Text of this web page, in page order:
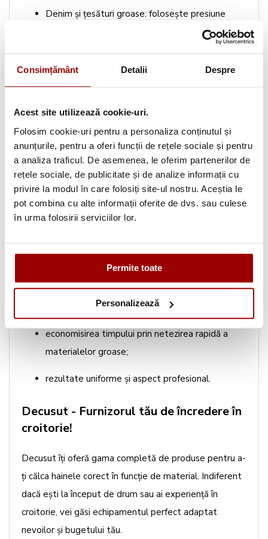
Consimțământ Detalii Despre
Acest site utilizează cookie-uri.
Folosim cookie-uri pentru a personaliza conținutul și
anunțurile, pentru a oferi funcții de rețele sociale și pentru
a analiza traficul. De asemenea, le oferim partenerilor de
rețele sociale, de publicitate și de analize informații cu
privire la modul în care folosiți site-ul nostru. Aceștia le
pot combina cu alte informații oferite de dvs. sau culese
în urma folosirii serviciilor lor.
Permite toate
Personalizează
Denim și țesături groase: folosește presiune
fermă și abur pentru a netezi rapid cutele,
Pentru rezultate optime, poți folosi
Cum să folosești aburul și spray-urile
speciale?
Aburul ajută la înmuierea fibrelor și netezirea rapidă a
țesăturii, reducând riscul de ardere sau luciu nedorit.
Spray-urile speciale pot fi folosite pe materiale
ridicate.
Avantajele includ:
prevenirea deteriorării fibrelor delicate;
economisirea timpului prin netezirea rapidă a
materialelor groase;
rezultate uniforme și aspect profesional.
Decusut - Furnizorul tău de încredere în
croitorie!
Decusut îți oferă gama completă de produse pentru a-
ți călca hainele corect în funcție de material. Indiferent
dacă ești la început de drum sau ai experiență în
croitorie, vei găsi echipamentul perfect adaptat
nevoilor și bugetului tău.